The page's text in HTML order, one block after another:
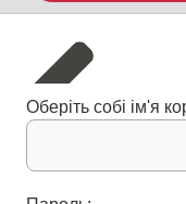
Оберіть собі ім'я